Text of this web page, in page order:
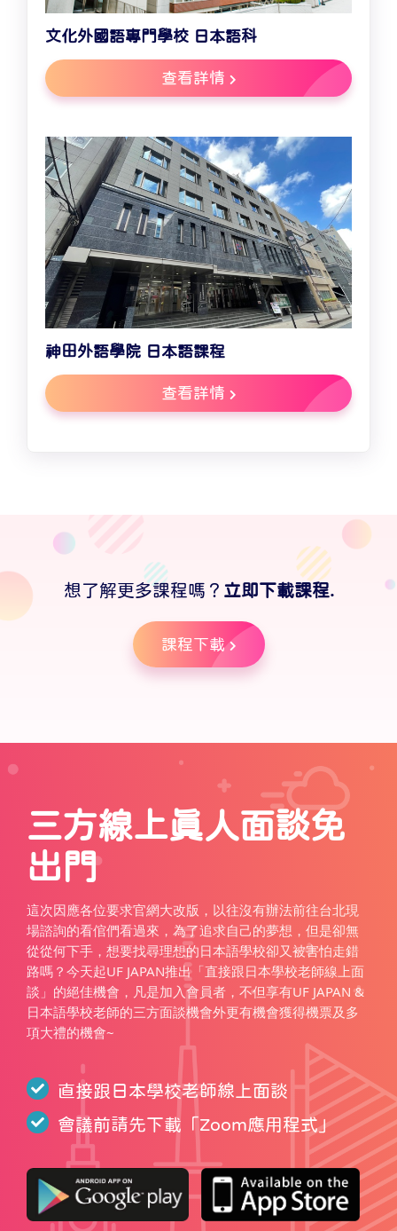
文化外國語專門學校 日本語科
查看詳情
神田外語學院 日本語課程
查看詳情
想了解更多課程嗎？ 立即下載課程.
課程下載
三方線上真人面談免
出門
這次因應各位要求官網大改版，以往沒有辦法前往台北現
場諮詢的看倌們看過來，為了追求自己的夢想，但是卻無
從從何下手，想要找尋理想的日本語學校卻又被害怕走錯
路嗎？今天起UF JAPAN推出「直接跟日本學校老師線上面
談」的絕佳機會，凡是加入會員者，不但享有UF JAPAN &
日本語學校老師的三方面談機會外更有機會獲得機票及多
項大禮的機會~
直接跟日本學校老師線上面談
會議前請先下載「Zoom應用程式」